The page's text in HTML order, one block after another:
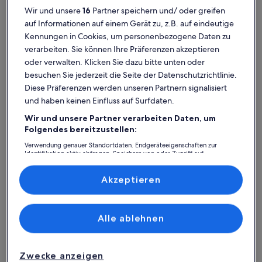
Weitere Infos zu Sonnalm Lechtal Auszeit auf 1.800m
Sonnalm Lechtal Auszeit auf 1.800m
umringt von der Schönheit der
Lechtaler Alpen
Platz für 54 Gäste · 6 Schlafzimmer · 3 Badezimmer
Außergewöhnlich
außergewöhnlich
(2
bewertungen)
Weitere
1
Rifenal: Ferienunterkünfte mit
Top-Bewertung
Weitere Infos zu Wohnung in sonniger Lage nahe SkiliftWeitere
Wir und unsere16 Partner speichern und/ oder greifen
auf Informationen auf einem Gerät zu, z.B. auf eindeutige
Kennungen in Cookies, um personenbezogene Daten zu
verarbeiten. Sie können Ihre Präferenzen akzeptieren
oder verwalten. Klicken Sie dazu bitte unten oder
besuchen Sie jederzeit die Seite der Datenschutzrichtlinie.
Diese Präferenzen werden unseren Partnern signalisiert
und haben keinen Einfluss auf Surfdaten.
Wir und unsere Partner verarbeiten Daten, um
Folgendes bereitzustellen:
Verwendung genauer Standortdaten. Endgeräteeigenschaften zur
Identifikation aktiv abfragen. Speichern von oder Zugriff auf
Inhalte, Messung von Werbeleistung und der Performance von Inhalten,
Zielgruppenforschung sowie Entwicklung und Verbesserung von
Liste der Partner (Lieferanten)
Zwecke anzeigen
Alle ablehnen
Akzeptieren